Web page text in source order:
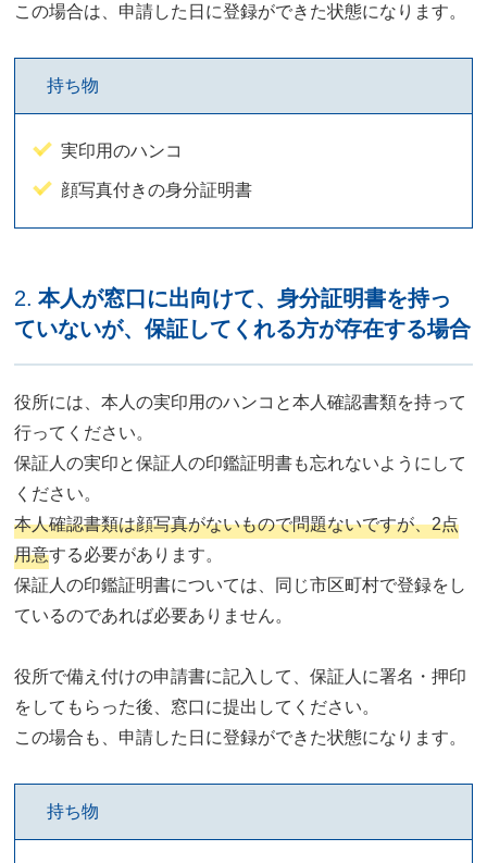
この場合は、申請した日に登録ができた状態になります。
持ち物
実印用のハンコ
顔写真付きの身分証明書
2. 本人が窓口に出向けて、身分証明書を持っ
ていないが、保証してくれる方が存在する場合
役所には、本人の実印用のハンコと本人確認書類を持って
行ってください。
保証人の実印と保証人の印鑑証明書も忘れないようにして
ください。
本人確認書類は顔写真がないもので問題ないですが、2点
用意する必要があります。
保証人の印鑑証明書については、同じ市区町村で登録をし
ているのであれば必要ありません。
役所で備え付けの申請書に記入して、保証人に署名・押印
をしてもらった後、窓口に提出してください。
この場合も、申請した日に登録ができた状態になります。
持ち物